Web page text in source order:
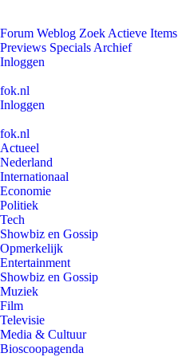
Forum Weblog Zoek Actieve Items
Previews Specials Archief
Inloggen
fok.nl
Inloggen
fok.nl
Actueel
Nederland
Internationaal
Economie
Politiek
Tech
Showbiz en Gossip
Opmerkelijk
Entertainment
Showbiz en Gossip
Muziek
Film
Televisie
Media & Cultuur
Bioscoopagenda